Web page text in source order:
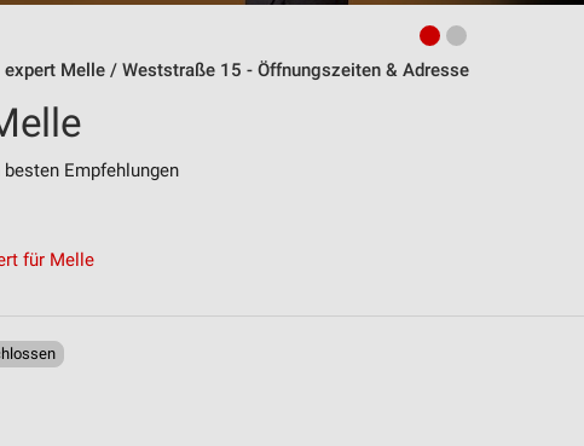
expert Melle / Weststraße 15 - Öffnungszeiten & Adresse
Empfehlungen
für Melle